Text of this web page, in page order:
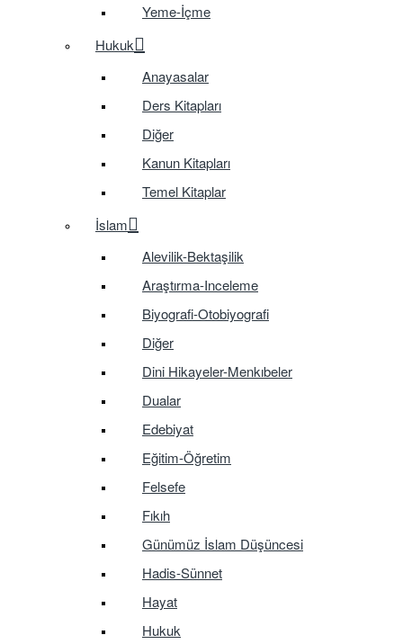
Yeme-İçme
Hukuk
Anayasalar
Ders Kitapları
Diğer
Kanun Kitapları
Temel Kitaplar
İslam
Alevilik-Bektaşilik
Araştırma-Inceleme
Biyografi-Otobiyografi
Diğer
Dini Hikayeler-Menkıbeler
Dualar
Edebiyat
Eğitim-Öğretim
Felsefe
Fıkıh
Günümüz İslam Düşüncesi
Hadis-Sünnet
Hayat
Hukuk